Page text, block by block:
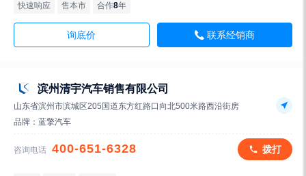
快速响应 售本市 合作8年
询底价 联系经销商
滨州清宇汽车销售有限公司
山东省滨州市滨城区205国道东方红路口向北500米路西沿街房
品牌： 蓝擎汽车
咨询电话 400-651-6328 拨打